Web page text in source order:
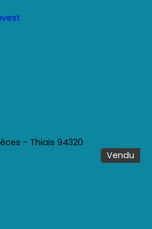
CONTACT
Vendu